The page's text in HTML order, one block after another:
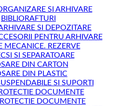
SI ARHIVARE
BIBLIORAFTURI
SI DEPOZITARE
PENTRU ARHIVARE
MECANICE. REZERVE
SI SEPARATOARE
DIN CARTON
DIN PLASTIC
SI SUPORTI
DOCUMENTE
DOCUMENTE